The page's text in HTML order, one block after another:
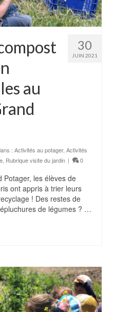
30
JUIN 2021
au
: Activités au potager, Activités
, Rubrique visite du jardin | 0
Potager, les élèves de
ont appris à trier leurs
! Des restes de
de légumes ? …